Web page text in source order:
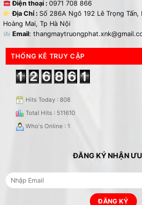
Điện thoại : 0971 708 866
Địa Chỉ : Số 286A Ngõ 192 Lê Trọng
Hoàng Mai, Tp Hà Nội
Email:
THỐNG KÊ TRUY CẬP
Hits Today : 808
Total Hits : 511610
Who's Online : 1
ĐĂNG KÝ NHẬN